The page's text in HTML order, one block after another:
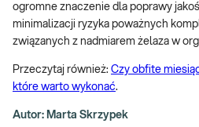
ogromne znaczenie dla poprawy
minimalizacji ryzyka poważnych
związanych z nadmiarem żelaza w
Przeczytaj również: Czy obfite
które warto wykonać.
Autor: Marta Skrzypek